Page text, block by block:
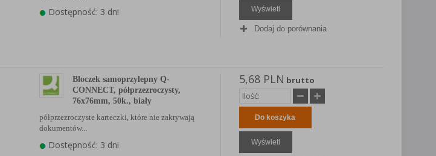
Dostępność: 3 dni Wyświetl
Dodaj do porównania
Bloczek samoprzylepny Q-
CONNECT, półprzezroczysty,
76x76mm, 50k., biały
półprzezroczyste karteczki, które nie zakrywają
dokumentów...
Dostępność: 3 dni
5,68 PLN brutto
Do koszyka
Wyświetl